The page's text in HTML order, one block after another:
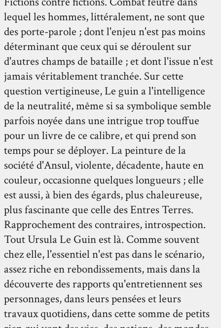
lequel les hommes, littéralement, ne sont que
des porte-parole ; dont l'enjeu n'est pas moins
déterminant que ceux qui se déroulent sur
d'autres champs de bataille ; et dont l'issue n'est
jamais véritablement tranchée. Sur cette
question vertigineuse, Le guin a l'intelligence
de la neutralité, même si sa symbolique semble
parfois noyée dans une intrigue trop touffue
pour un livre de ce calibre, et qui prend son
temps pour se déployer. La peinture de la
société d'Ansul, violente, décadente, haute en
couleur, occasionne quelques longueurs ; elle
est aussi, à bien des égards, plus chaleureuse,
plus fascinante que celle des Entres Terres.
Rapprochement des contraires, introspection.
Tout Ursula Le Guin est là. Comme souvent
chez elle, l'essentiel n'est pas dans le scénario,
assez riche en rebondissements, mais dans la
découverte des rapports qu'entretiennent ses
personnages, dans leurs pensées et leurs
travaux quotidiens, dans cette somme de petits